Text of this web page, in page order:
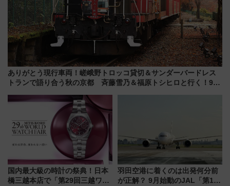
ありがとう現行車両！嵯峨野トロッコ貸切＆サンダーバードレス
トランで語り合う秋の京都 斉藤雪乃＆福原トシヒロと行く！9月
国内最大級の時計の祭典！日本
橋三越本店で「第29回三越ワー
羽田空港に着くのは出発何分前
が正解？ 9月始動のJAL「第1タ